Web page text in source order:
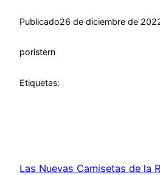
Publicado26 de diciembre de
poristern
Etiquetas:
Las Nuevas Camisetas de la